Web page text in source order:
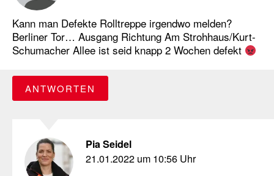
Kann man Defekte Rolltreppe irgendwo melden?
Berliner Tor… Ausgang Richtung Am Strohhaus/Kurt-
Schumacher Allee ist seid knapp 2 Wochen defekt
ANTWORTEN
Pia Seidel
21.01.2022 um 10:56 Uhr